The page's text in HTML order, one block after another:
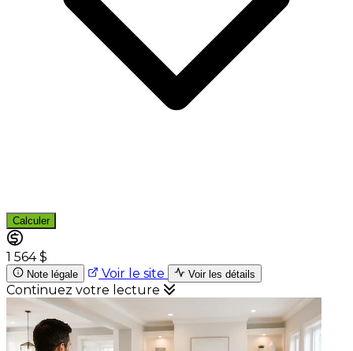
Calculer
1 564 $
Note légale Voir le site Voir les détails
Continuez votre lecture